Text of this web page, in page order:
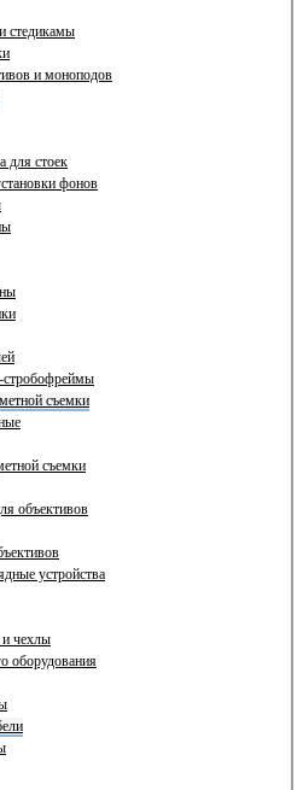
стедикамы
и моноподов
для стоек
фонов
стробофреймы
съемки
съемки
объективов
устройства
чехлы
оборудования